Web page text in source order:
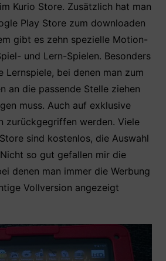
Kurio Store. Zusätzlich hat man
Play Store zum downloaden
gibt es zehn spezielle Motion-
und Lern-Spielen. Besonders
Lernspiele, bei denen man zum
an die passende Stelle ziehen
muss. Auch auf exklusive
zurückgegriffen werden. Viele
sind kostenlos, die Auswahl
so gut gefallen mir die
denen man immer die Werbung
Vollversion angezeigt